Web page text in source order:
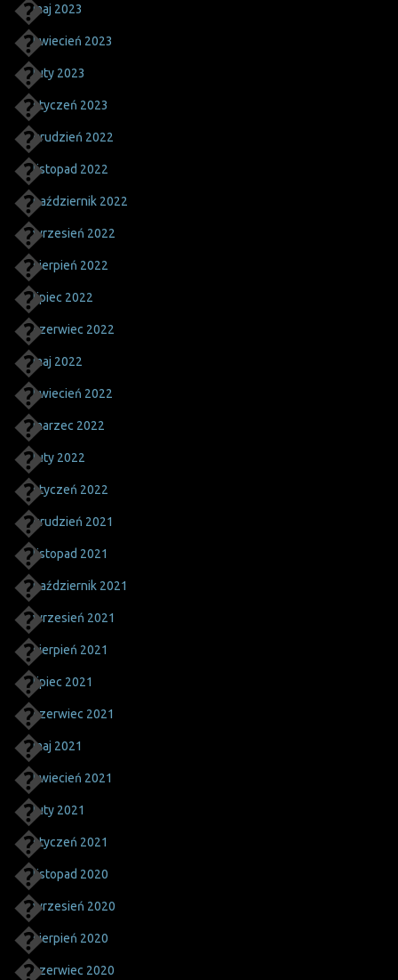
maj 2023
kwiecień 2023
luty 2023
styczeń 2023
grudzień 2022
listopad 2022
październik 2022
wrzesień 2022
sierpień 2022
lipiec 2022
czerwiec 2022
maj 2022
kwiecień 2022
marzec 2022
luty 2022
styczeń 2022
grudzień 2021
listopad 2021
październik 2021
wrzesień 2021
sierpień 2021
lipiec 2021
czerwiec 2021
maj 2021
kwiecień 2021
luty 2021
styczeń 2021
listopad 2020
wrzesień 2020
sierpień 2020
czerwiec 2020